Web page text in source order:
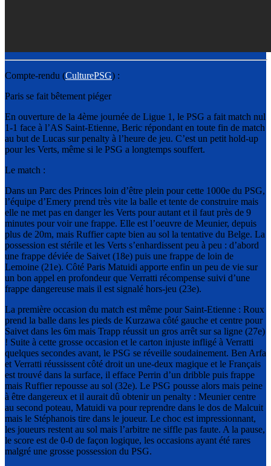
Compte-rendu (CulturePSG) :
Paris se fait bêtement piéger
En ouverture de la 4ème journée de Ligue 1, le PSG a fait match nul
1-1 face à l’AS Saint-Etienne, Beric répondant en toute fin de match
au but de Lucas sur penalty à l’heure de jeu. C’est un petit hold-up
pour les Verts, même si le PSG a longtemps souffert.
Le match :
Dans un Parc des Princes loin d’être plein pour cette 1000e du PSG,
l’équipe d’Emery prend très vite la balle et tente de construire mais
elle ne met pas en danger les Verts pour autant et il faut près de 9
minutes pour voir une frappe. Elle est l’oeuvre de Meunier, depuis
plus de 20m, mais Ruffier capte bien au sol la tentative du Belge. La
possession est stérile et les Verts s’enhardissent peu à peu : d’abord
une frappe déviée de Saivet (18e) puis une frappe de loin de
Lemoine (21e). Côté Paris Matuidi apporte enfin un peu de vie sur
un bon appel en profondeur que Verratti récompense suivi d’une
frappe dangereuse mais il est signalé hors-jeu (23e).
La première occasion du match est même pour Saint-Etienne : Roux
prend la balle dans les pieds de Kurzawa côté gauche et centre pour
Saivet dans les 6m mais Trapp réussit un gros arrêt sur sa ligne (27e)
! Suite à cette grosse occasion et le carton injuste infligé à Verratti
quelques secondes avant, le PSG se réveille soudainement. Ben Arfa
et Verratti réussissent côté droit un une-deux magique et le Français
est trouvé dans la surface, il efface Perrin d’un dribble puis frappe
mais Ruffier repousse au sol (32e). Le PSG pousse alors mais peine
à être dangereux et il aurait dû obtenir un penalty : Meunier centre
au second poteau, Matuidi va pour reprendre dans le dos de Malcuit
mais le Stéphanois tire dans le joueur. Le choc est impressionnant,
les joueurs restent au sol mais l’arbitre ne siffle pas faute. A la pause,
le score est de 0-0 de façon logique, les occasions ayant été rares
malgré une grosse possession du PSG.